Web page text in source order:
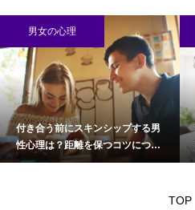
男女の心理
付き合う前にスキンシップする男
性心理は？距離を保つコツについ
て
TOP